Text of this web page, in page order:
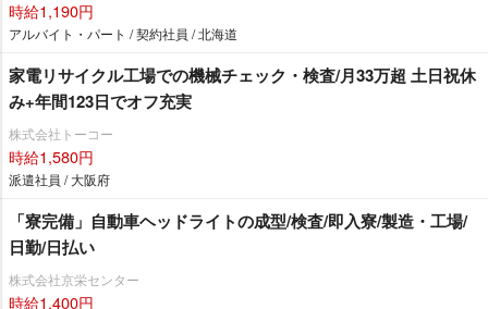
時給1,190円
アルバイト・パート / 契約社員 / 北海道
家電リサイクル工場での機械チェック・検査/月33万超 土日祝休
み+年間123日でオフ充実
株式会社トーコー
時給1,580円
派遣社員 / 大阪府
「寮完備」自動車ヘッドライトの成型/検査/即入寮/製造・工場/
日勤/日払い
株式会社京栄センター
時給1,400円